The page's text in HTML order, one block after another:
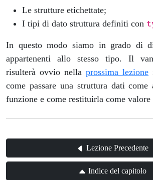
Le strutture etichettate;
I tipi di dato struttura definiti con
In questo modo siamo in grado di
appartenenti allo stesso tipo. Il
risulterà ovvio nella prossima lezione
come passare una struttura dati come
funzione e come restituirla come
Lezione Precedente
Indice del capitolo